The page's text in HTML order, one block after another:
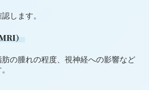
します。
）
の腫れの程度、視神経への影響など